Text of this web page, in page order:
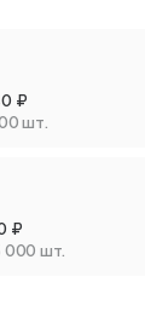
₽
шт.
₽
000 шт.